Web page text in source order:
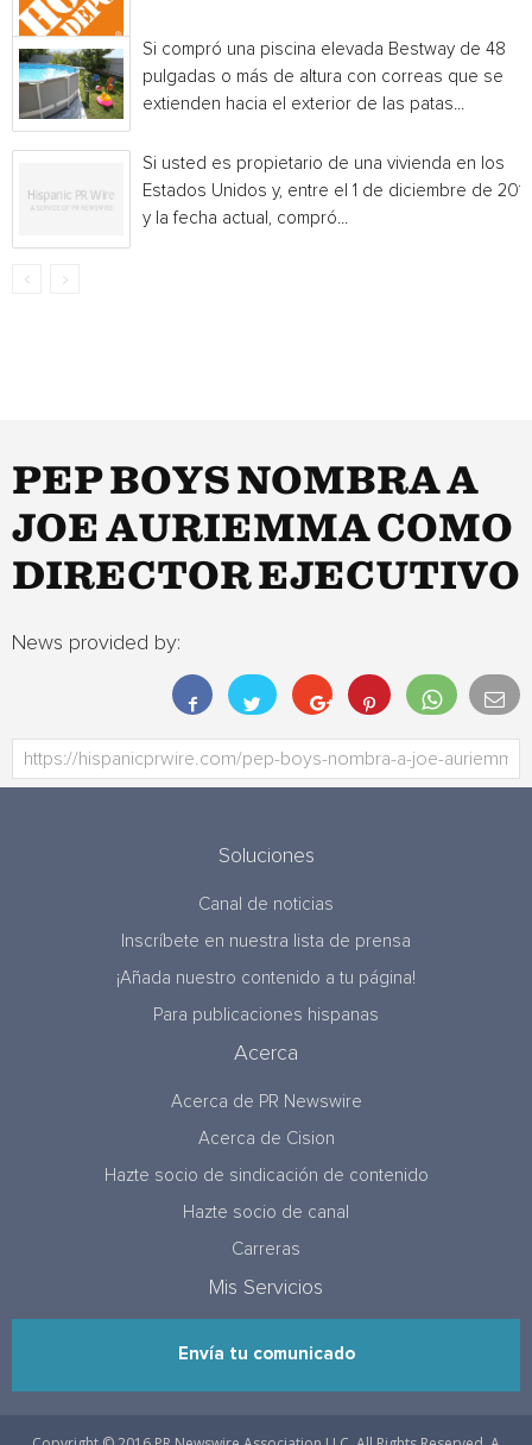
Si compró una piscina elevada Bestway de 48
pulgadas o más de altura con correas que se
extienden hacia el exterior de las patas...
Si usted es propietario de una vivienda en los
Estados Unidos y, entre el 1 de diciembre de
y la fecha actual, compró...
PEP BOYS NOMBRA A
JOE AURIEMMA COMO
DIRECTOR EJECUTIVO
News provided by:
Soluciones
Canal de noticias
Inscríbete en nuestra lista de prensa
¡Añada nuestro contenido a tu página!
Para publicaciones hispanas
Acerca
Acerca de PR Newswire
Acerca de Cision
Hazte socio de sindicación de contenido
Hazte socio de canal
Carreras
Mis Servicios
Envía tu comunicado